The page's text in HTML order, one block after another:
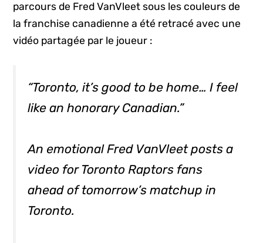
parcours de Fred VanVleet sous les couleurs de
la franchise canadienne a été retracé avec une
vidéo partagée par le joueur :
“Toronto, it’s good to be home… I feel
like an honorary Canadian.”
An emotional Fred VanVleet posts a
video for Toronto Raptors fans
ahead of tomorrow’s matchup in
Toronto.